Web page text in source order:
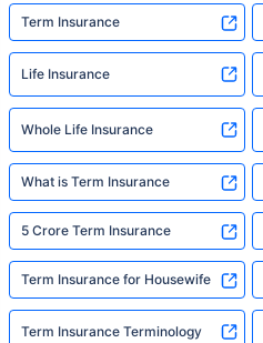
Term Insurance
Life Insurance
Whole Life Insurance
What is Term Insurance
5 Crore Term Insurance
Term Insurance for Housewife
Term Insurance Terminology